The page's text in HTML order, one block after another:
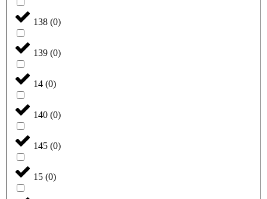
138 (0)
139 (0)
14 (0)
140 (0)
145 (0)
15 (0)